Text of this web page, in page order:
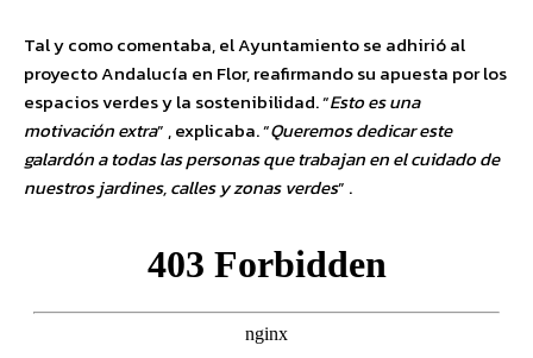
Tal y como comentaba, el Ayuntamiento se adhirió al
proyecto Andalucía en Flor, reafirmando su apuesta por los
espacios verdes y la sostenibilidad. “Esto es una
motivación extra” , explicaba. “Queremos dedicar este
galardón a todas las personas que trabajan en el cuidado de
nuestros jardines, calles y zonas verdes” .